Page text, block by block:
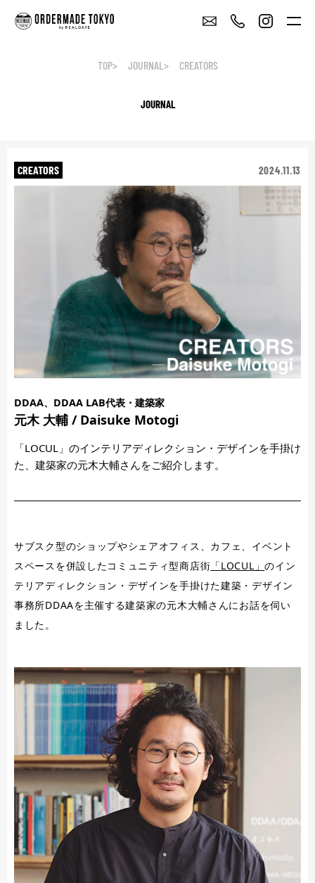
TOP JOURNAL CREATORS
JOURNAL
CREATORS 2024.11.13
DDAA、DDAA LAB代表・建築家
元木 大輔 / Daisuke Motogi
「LOCUL」のインテリアディレクション・デザインを手掛け
た、建築家の元木大輔さんをご紹介します。
サブスク型のショップやシェアオフィス、カフェ、イベント
スペースを併設したコミュニティ型商店街 「LOCUL」のイン
テリアディレクション・デザインを手掛けた建築・デザイン
事務所DDAAを主催する建築家の元木大輔さんにお話を伺い
ました。